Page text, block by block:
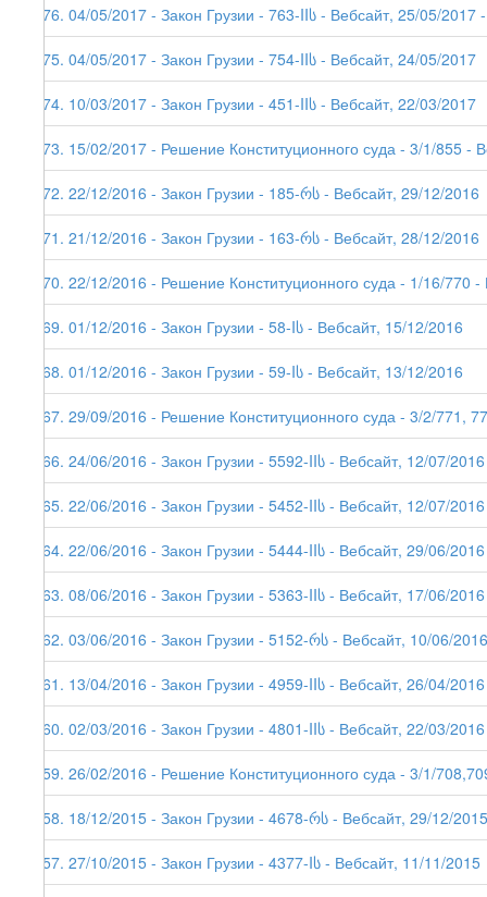
176. 04/05/2017 - Закон Грузии - 763-IIს - Вебсайт, 25/05/
175. 04/05/2017 - Закон Грузии - 754-IIს - Вебсайт, 24/05/2017
174. 10/03/2017 - Закон Грузии - 451-IIს - Вебсайт, 22/03/2017
173. 15/02/2017 - Решение Конституционного суда - 3/1/855 -
172. 22/12/2016 - Закон Грузии - 185-რს - Вебсайт, 29/12/2016
171. 21/12/2016 - Закон Грузии - 163-რს - Вебсайт, 28/12/2016
170. 22/12/2016 - Решение Конституционного суда - 1/16/770
169. 01/12/2016 - Закон Грузии - 58-Iს - Вебсайт, 15/12/2016
168. 01/12/2016 - Закон Грузии - 59-Iს - Вебсайт, 13/12/2016
167. 29/09/2016 - Решение Конституционного суда - 3/2/771,
166. 24/06/2016 - Закон Грузии - 5592-IIს - Вебсайт, 12/07/2016
165. 22/06/2016 - Закон Грузии - 5452-IIს - Вебсайт, 12/07/2016
164. 22/06/2016 - Закон Грузии - 5444-IIს - Вебсайт, 29/06/2016
163. 08/06/2016 - Закон Грузии - 5363-IIს - Вебсайт, 17/06/2016
162. 03/06/2016 - Закон Грузии - 5152-რს - Вебсайт, 10/06/2016
161. 13/04/2016 - Закон Грузии - 4959-IIს - Вебсайт, 26/04/2016
160. 02/03/2016 - Закон Грузии - 4801-IIს - Вебсайт, 22/03/2016
159. 26/02/2016 - Решение Конституционного суда - 3/1/
158. 18/12/2015 - Закон Грузии - 4678-რს - Вебсайт, 29/12/2015
157. 27/10/2015 - Закон Грузии - 4377-Iს - Вебсайт, 11/11/2015